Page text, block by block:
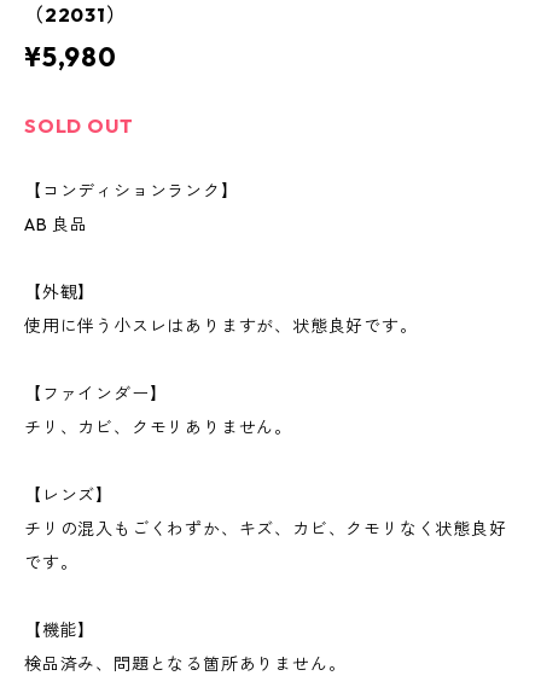
（22031）
¥5,980
SOLD OUT
【コンディションランク】
AB 良品
【外観】
使用に伴う小スレはありますが、状態良好です。
【ファインダー】
チリ、カビ、クモリありません。
【レンズ】
チリの混入もごくわずか、キズ、カビ、クモリなく状態良好
です。
【機能】
検品済み、問題となる箇所ありません。